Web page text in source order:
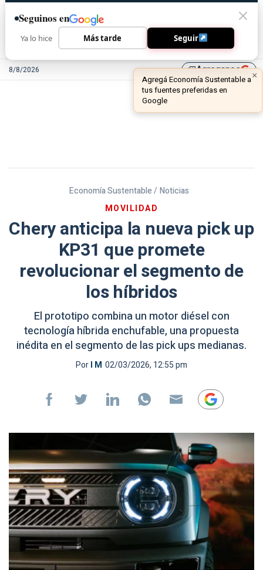
8/8/2026 library_addAgreganos
Economía Sustentable / Noticias
MOVILIDAD
Chery anticipa la nueva pick up
KP31 que promete
revolucionar el segmento de
los híbridos
El prototipo combina un motor diésel con
tecnología híbrida enchufable, una propuesta
inédita en el segmento de las pick ups medianas.
PorI M 02/03/2026, 12:55 pm
Seguinos en
Ya lo hice Más tarde Seguir